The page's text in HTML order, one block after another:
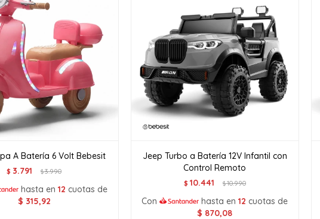
A Batería 6 Volt Bebesit
$ 3.791 $3.990
hasta en 12 cuotas de
$ 315,92
Jeep Turbo a Batería 12V Infantil con
Control Remoto
$ 10.441 $10.990
Con hasta en12 cuotas de
$ 870,08